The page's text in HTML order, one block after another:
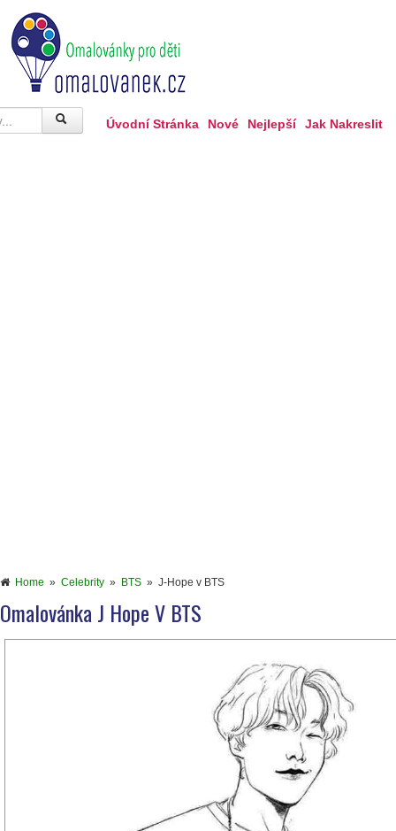
Úvodní Stránka Nové Nejlepší Jak Nakreslit
Home » Celebrity » BTS » J-Hope v BTS
Omalovánka J Hope V BTS